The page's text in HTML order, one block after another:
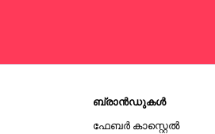
ബ്രാൻഡുകൾ
ഫേബർ കാസ്റ്റെൽ